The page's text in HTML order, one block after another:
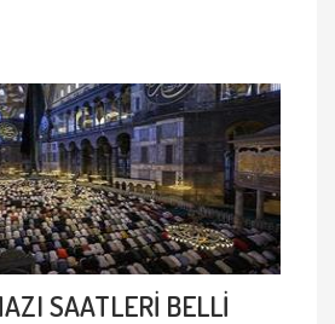
SAATLERİ BELLİ